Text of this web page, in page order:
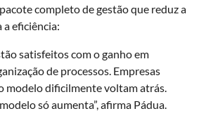
completo de gestão que reduz a
a eficiência:
satisfeitos com o ganho em
de processos. Empresas
modelo dificilmente voltam atrás.
só aumenta”, afirma Pádua.